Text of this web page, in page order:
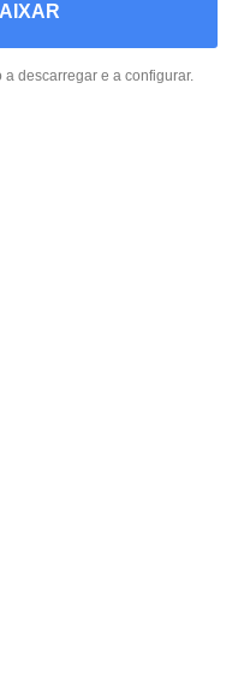
a descarregar e a configurar.